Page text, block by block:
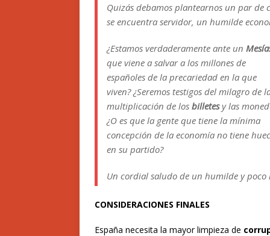
Quizás debamos plantearnos un par de
se encuentra servidor, un humilde
¿Estamos verdaderamente ante un
que viene a salvar a los millones de
españoles de la precariedad en la que
viven? ¿Seremos testigos del milagro de
multiplicación de los billetesy las
¿O es que la gente que tiene la mínima
concepción de la economía no tiene
en su partido?
Un cordial saludo de un humilde y
CONSIDERACIONES FINALES
España necesita la mayor limpieza de